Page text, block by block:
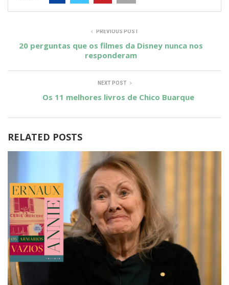
PREVIOUS POST
20 perguntas que os filmes da Disney nunca nos
responderam
NEXT POST
Os 11 melhores livros de Chico Buarque
RELATED POSTS